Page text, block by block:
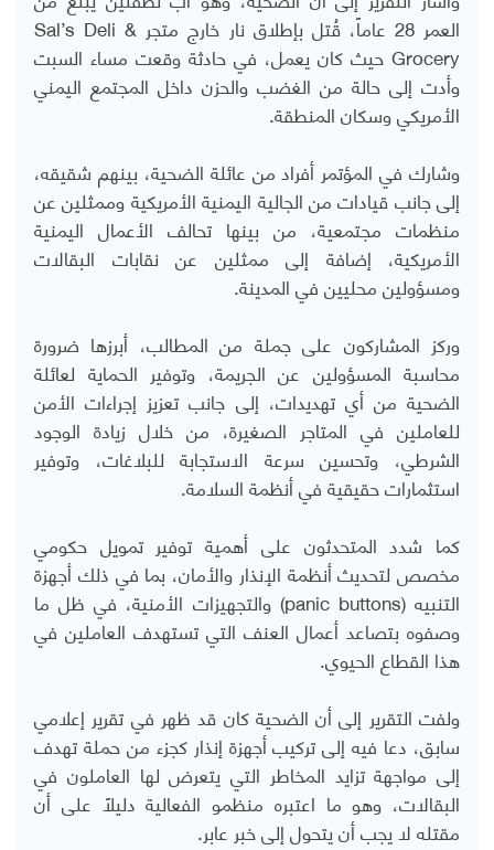
العمر 28 عاماً، قُتل بإطلاق نار خارج متجر Sal’s Deli &
Grocery حيث كان يعمل، في حادثة وقعت مساء السبت
وأدت إلى حالة من الغضب والحزن داخل المجتمع اليمني
الأمريكي وسكان المنطقة.
وشارك في المؤتمر أفراد من عائلة الضحية، بينهم شقيقه،
إلى جانب قيادات من الجالية اليمنية الأمريكية وممثلين عن
منظمات مجتمعية، من بينها تحالف الأعمال اليمنية
الأمريكية، إضافة إلى ممثلين عن نقابات البقالات
ومسؤولين محليين في المدينة.
وركز المشاركون على جملة من المطالب، أبرزها ضرورة
محاسبة المسؤولين عن الجريمة، وتوفير الحماية لعائلة
الضحية من أي تهديدات، إلى جانب تعزيز إجراءات الأمن
للعاملين في المتاجر الصغيرة، من خلال زيادة الوجود
الشرطي، وتحسين سرعة الاستجابة للبلاغات، وتوفير
استثمارات حقيقية في أنظمة السلامة.
كما شدد المتحدثون على أهمية توفير تمويل حكومي
مخصص لتحديث أنظمة الإنذار والأمان، بما في ذلك أجهزة
التنبيه (panic buttons) والتجهيزات الأمنية، في ظل ما
وصفوه بتصاعد أعمال العنف التي تستهدف العاملين في
هذا القطاع الحيوي.
ولفت التقرير إلى أن الضحية كان قد ظهر في تقرير إعلامي
سابق، دعا فيه إلى تركيب أجهزة إنذار كجزء من حملة تهدف
إلى مواجهة تزايد المخاطر التي يتعرض لها العاملون في
البقالات، وهو ما اعتبره منظمو الفعالية دليلاً على أن
مقتله لا يجب أن يتحول إلى خبر عابر.